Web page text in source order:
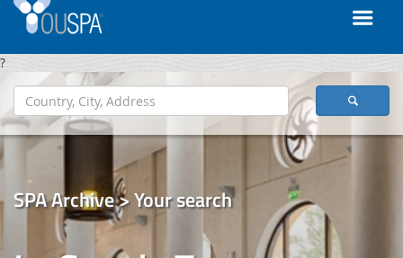
?
SPA Archive > Your search